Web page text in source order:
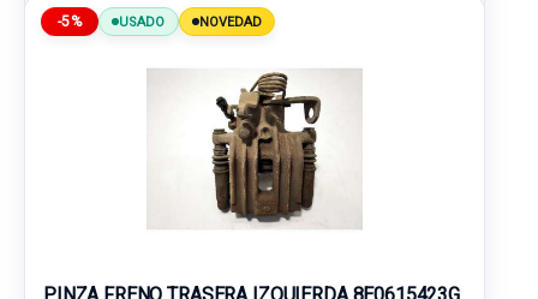
-5% USADO NOVEDAD